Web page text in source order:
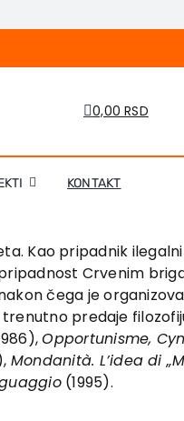
0,00 RSD
KONTAKT
Kao pripadnik
Crvenim
čega je
trenutno predaje
Opportunisme,
Mondanità. L’idea di
(1995).